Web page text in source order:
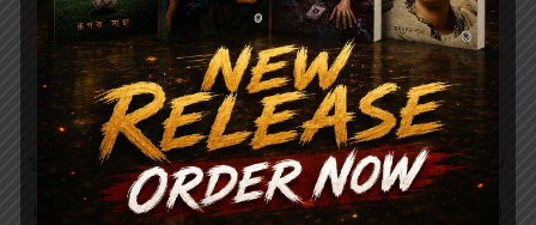
মুহূর্তকথা – হর্ষ দত্ত (দ্বিতীয় খণ্ড) /
MUHURTA KOTHA –
HARSH DUTTA (VOL-2)
Short Stories
400.00 320.00
মুহূর্তকথা – হর্ষ দত্ত (প্রথম খণ্ড) /
MUHURTA KOTHA –
HARSH DUTTA (VOL-1)
Short Stories
400.00 320.00